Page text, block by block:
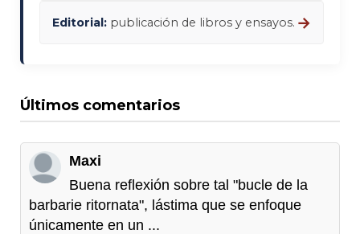
Editorial: publicación de libros y ensayos. →
Últimos comentarios
Maxi
Buena reflexión sobre tal "bucle de la
barbarie ritornata", lástima que se enfoque
únicamente en un ...